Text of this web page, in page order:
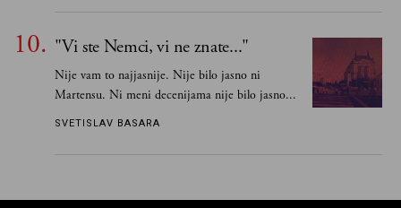
"Vi ste Nemci, vi ne znate..."
Nije vam to najjasnije. Nije bilo jasno ni
Martensu. Ni meni decenijama nije bilo jasno...
SVETISLAV BASARA